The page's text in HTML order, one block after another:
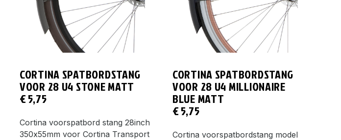
CORTINA SPATBORDSTANG
VOOR 28 U4 STONE MATT
€5,75
Cortina voorspatbord stang 28inch
350x55mm voor Cortina Transport
CORTINA SPATBORDSTANG
VOOR 28 U4 MILLIONAIRE
BLUE MATT
€5,75
Cortina voorspatbordstang model